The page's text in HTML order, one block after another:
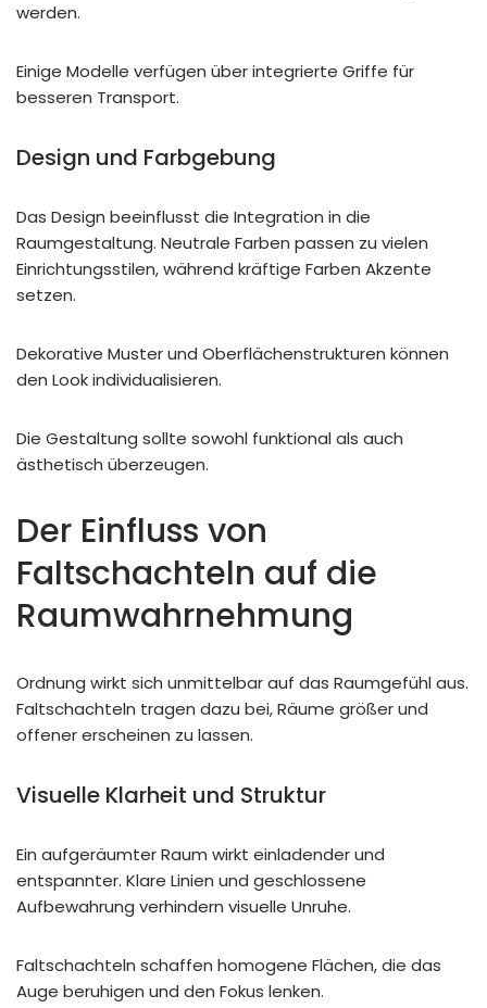
werden.
Einige Modelle verfügen über integrierte Griffe für
besseren Transport.
Design und Farbgebung
Das Design beeinflusst die Integration in die
Raumgestaltung. Neutrale Farben passen zu vielen
Einrichtungsstilen, während kräftige Farben Akzente
setzen.
Dekorative Muster und Oberflächenstrukturen können
den Look individualisieren.
Die Gestaltung sollte sowohl funktional als auch
ästhetisch überzeugen.
Der Einfluss von
Faltschachteln auf die
Raumwahrnehmung
Ordnung wirkt sich unmittelbar auf das Raumgefühl aus.
Faltschachteln tragen dazu bei, Räume größer und
offener erscheinen zu lassen.
Visuelle Klarheit und Struktur
Ein aufgeräumter Raum wirkt einladender und
entspannter. Klare Linien und geschlossene
Aufbewahrung verhindern visuelle Unruhe.
Faltschachteln schaffen homogene Flächen, die das
Auge beruhigen und den Fokus lenken.